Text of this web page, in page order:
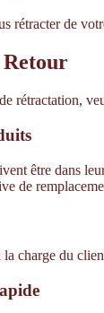
rétracter de
rétractation,
être dans
de
charge du